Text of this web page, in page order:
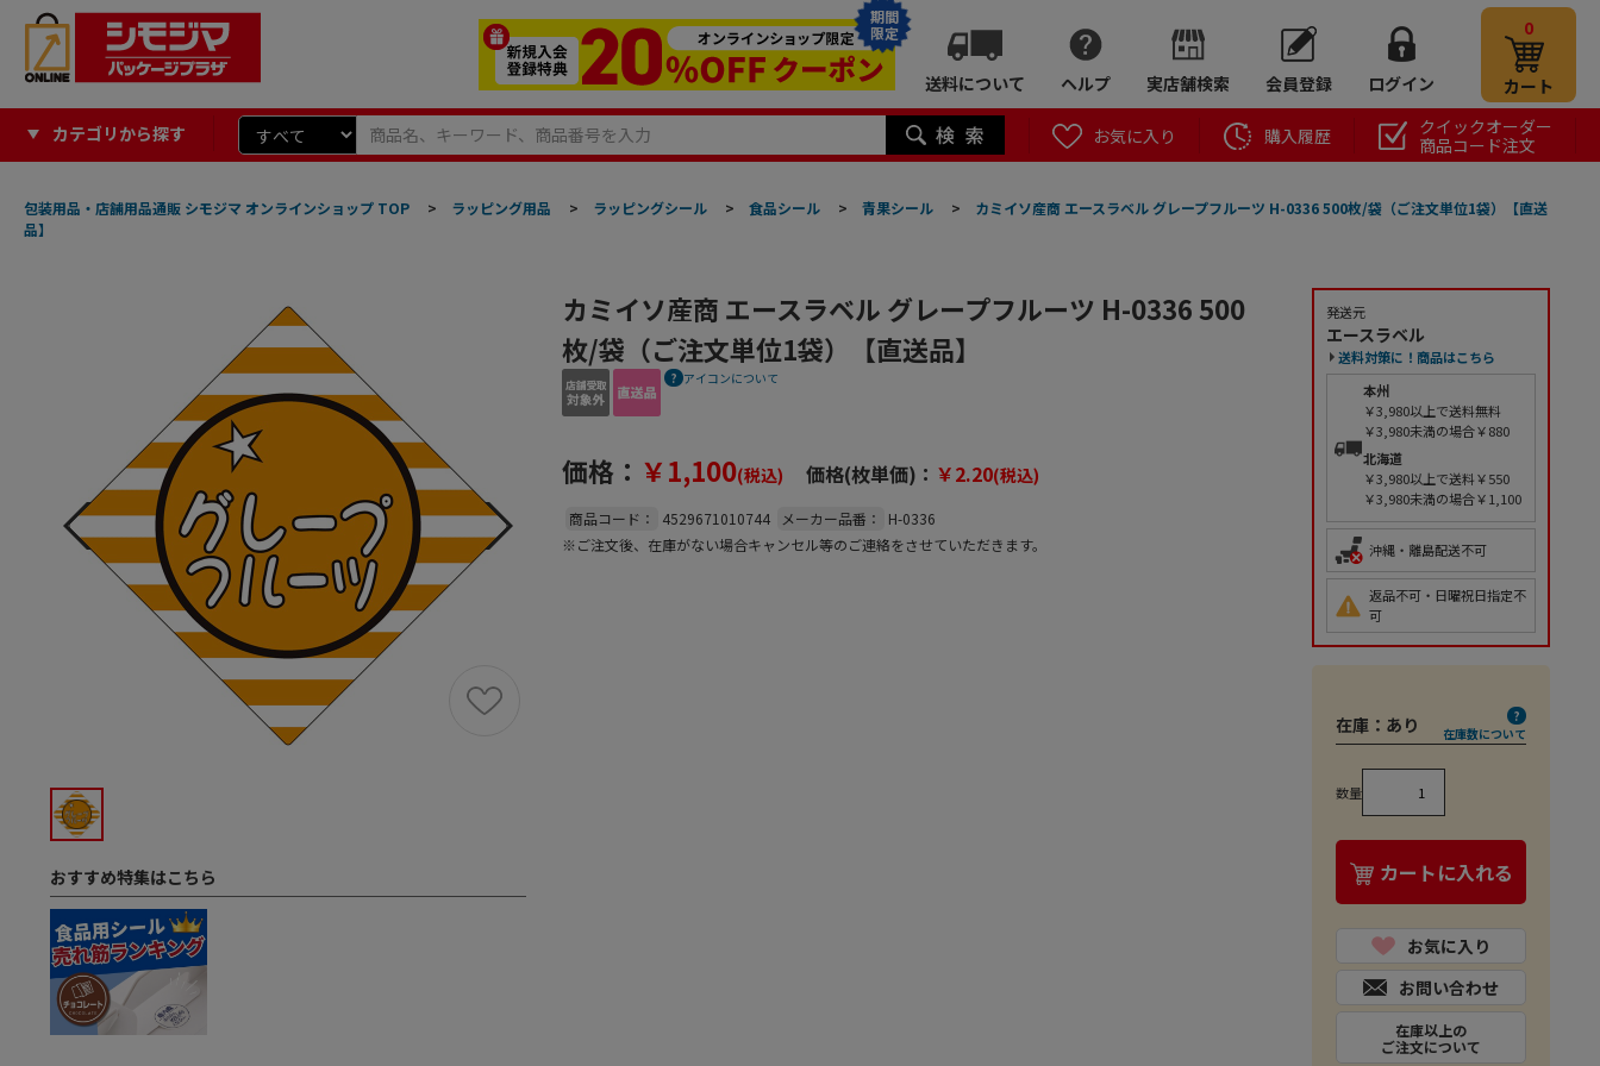
期間
限定
送料について ヘルプ 実店舗検索 会員登録 ログイン
0
カート
カテゴリから探す お気に入り 購入履歴
クイックオーダー
商品コード注文
包装用品・店舗用品通販 シモジマ オンラインショップ TOP > ラッピング用品 > ラッピングシール > 食品シール > 青果シール >
カミイソ産商 エースラベル グレープフルーツ H-0336 500枚/袋（ご注文単位1袋）【直送
品】
おすすめ特集はこちら
カミイソ産商 エースラベル グレープフルーツ H-0336 500
枚/袋（ご注文単位1袋）【直送品】
アイコンについて
価格： ￥1,100(税込) 価格(枚単価)： ￥2.20(税込)
商品コード： 4529671010744 メーカー品番：
H-0336
※ご注文後、在庫がない場合キャンセル等のご連絡をさせていただきます。
発送元
エースラベル
送料対策に！商品はこちら
本州
￥3,980以上で送料無料
￥3,980未満の場合￥880
北海道
￥3,980以上で送料￥550
￥3,980未満の場合￥1,100
沖縄・離島配送不可
返品不可・日曜祝日指定不
可
在庫： あり 在庫数について
数量
カートに入れる
お気に入り
お問い合わせ
在庫以上の
ご注文について